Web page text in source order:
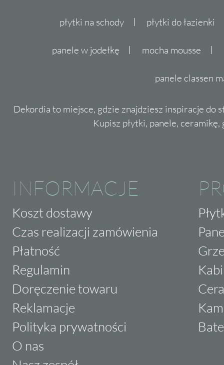
płytki na schody płytki do łazienki
panele w jodełkę mocha mousse
panele classen
Dekordia to miejsce, gdzie znajdziesz inspiracje do
Kupisz płytki, panele,
INFORMACJE
Koszt dostawy
Czas realizacji zamówienia
Płatność
Regulamin
Doręczenie towaru
Reklamacje
Polityka prywatności
O nas